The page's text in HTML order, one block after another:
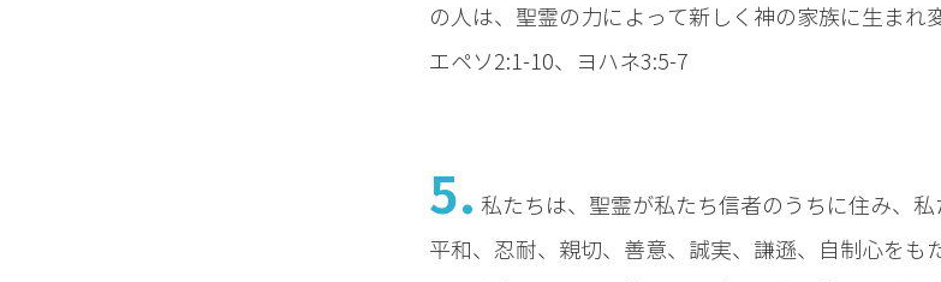
の人は、聖霊の力によって新しく神の家族に生まれ
エペソ2:1-10、ヨハネ3:5-7
5. 私たちは、聖霊が私たち信者のうちに住み、私
平和、忍耐、親切、善意、誠実、謙遜、自制心をも